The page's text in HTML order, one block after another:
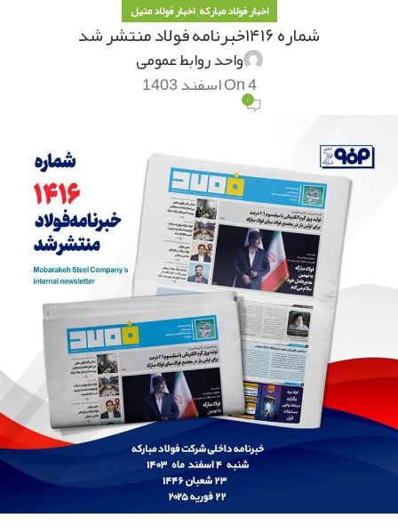
اخبار فولاد مبارکه,اخبار فولاد متیل
شماره ۱۴۱۶خبرنامه فولاد منتشر شد
واحد روابط عمومی
On 4 اسفند 1403
۰